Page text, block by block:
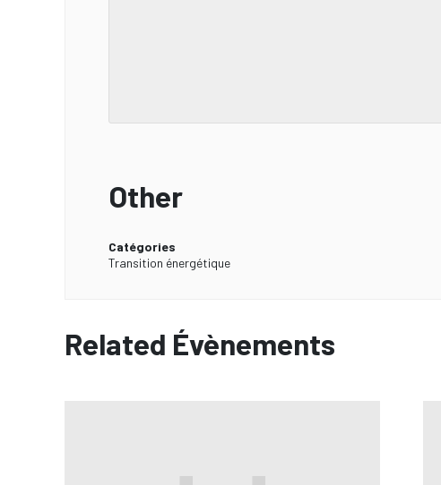
Other
Catégories
Transition énergétique
Related Évènements